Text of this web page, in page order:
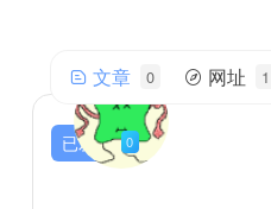
文章 0 网址 1
已发布 0